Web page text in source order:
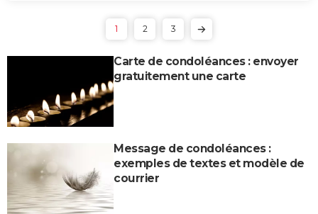
1 2 3
Carte de condoléances : envoyer
gratuitement une carte
Message de condoléances :
exemples de textes et modèle de
courrier